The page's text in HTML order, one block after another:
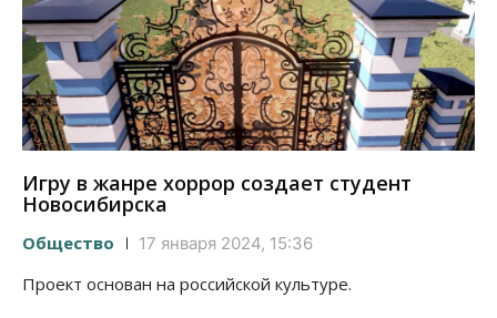
Игру в жанре хоррор создает студент
Новосибирска
Общество 17 января 2024, 15:36
Проект основан на российской культуре.